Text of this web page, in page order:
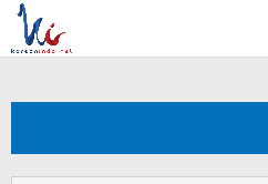
Skip
content